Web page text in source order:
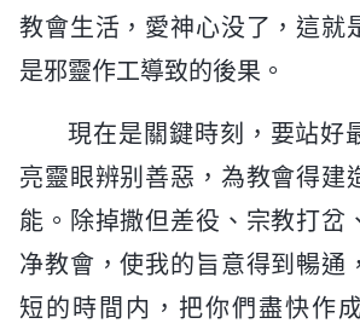
教會生活，愛神心没了，這就
是邪靈作工導致的後果。
現在是關鍵時刻，要站好
亮靈眼辨别善惡，為教會得建
能。除掉撒但差役、宗教打岔
净教會，使我的旨意得到暢通
短的時間内，把你們盡快作